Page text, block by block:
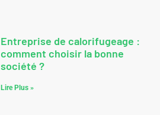
Entreprise de calorifugeage :
comment choisir la bonne
société ?
Lire Plus »